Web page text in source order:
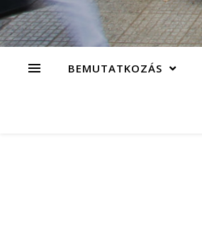
BEMUTATKOZÁS